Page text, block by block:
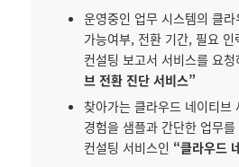
운영중인 업무 시스템의 클
가능여부, 전환 기간, 필요
컨설팅 보고서 서비스를 요청
브 전환 진단 서비스”
찾아가는 클라우드 네이티브
경험을 샘플과 간단한 업무
컨설팅 서비스인 “클라우드